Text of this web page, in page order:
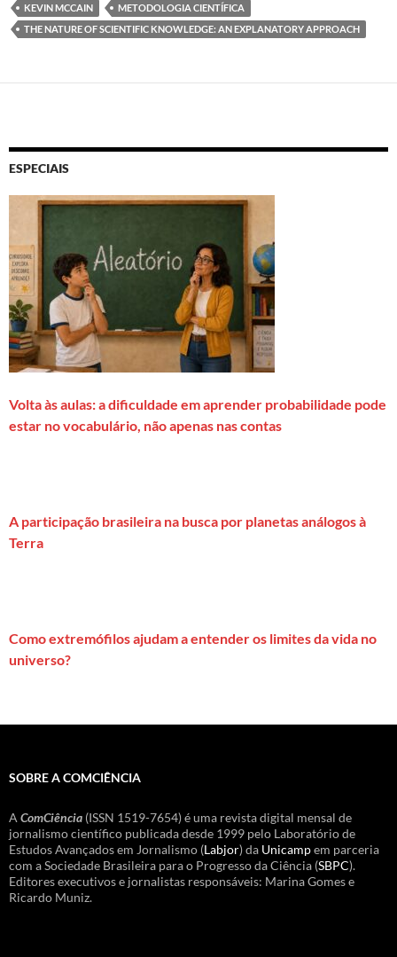
KEVIN MCCAIN
METODOLOGIA CIENTÍFICA
THE NATURE OF SCIENTIFIC KNOWLEDGE: AN EXPLANATORY APPROACH
ESPECIAIS
Volta às aulas: a dificuldade em aprender probabilidade pode
estar no vocabulário, não apenas nas contas
A participação brasileira na busca por planetas análogos à
Terra
Como extremófilos ajudam a entender os limites da vida no
universo?
SOBRE A COMCIÊNCIA
A ComCiência (ISSN 1519-7654) é uma revista digital mensal de
jornalismo científico publicada desde 1999 pelo Laboratório de
Estudos Avançados em Jornalismo (Labjor) da Unicampem parceria
com a Sociedade Brasileira para o Progresso da Ciência (SBPC).
Editores executivos e jornalistas responsáveis: Marina Gomes e
Ricardo Muniz.